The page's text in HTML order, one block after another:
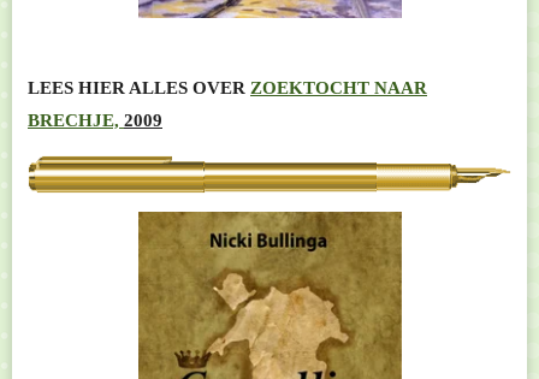
LEES HIER ALLES OVER ZOEKTOCHT NAAR
BRECHJE, 2009